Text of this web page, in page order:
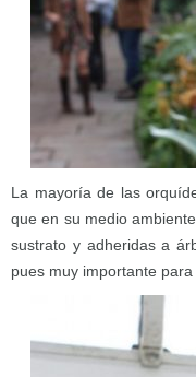
La mayoría de las
que en su medio
sustrato y adheridas a
pues muy importante